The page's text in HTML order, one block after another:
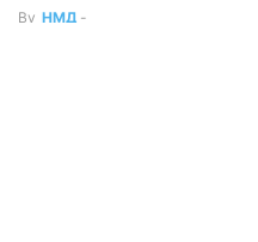
By НМД -